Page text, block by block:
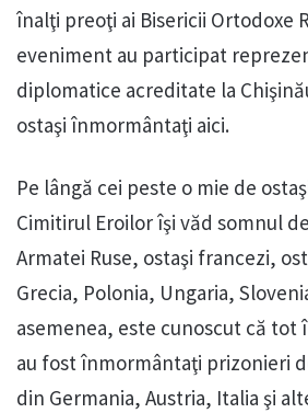
înalţi preoţi ai Bisericii Ortodoxe
eveniment au participat
diplomatice acreditate la
ostaşi înmormântaţi aici.
Pe lângă cei peste o mie de
Cimitirul Eroilor îşi văd somnul
Armatei Ruse, ostaşi francezi,
Grecia, Polonia, Ungaria,
asemenea, este cunoscut că tot
au fost înmormântaţi prizonieri
din Germania, Austria, Italia şi